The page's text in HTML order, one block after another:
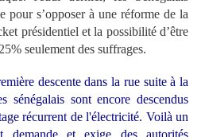
pour s’opposer à une réforme de la
présidentiel et la possibilité d’être
seulement des suffrages.
descente dans la rue suite à la
sénégalais sont encore descendus
récurrent de l'électricité. Voilà un